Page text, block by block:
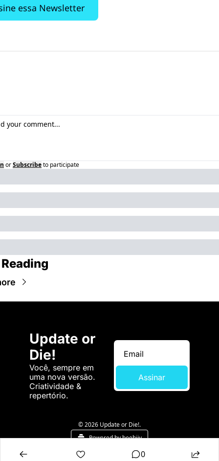
essa Newsletter
orSubscribeto participate
Update or
Die!
Você, sempre em
uma nova versão.
Criatividade &
repertório.
Assinar
© 2026 Update or Die!.
Powered by beehiiv
0